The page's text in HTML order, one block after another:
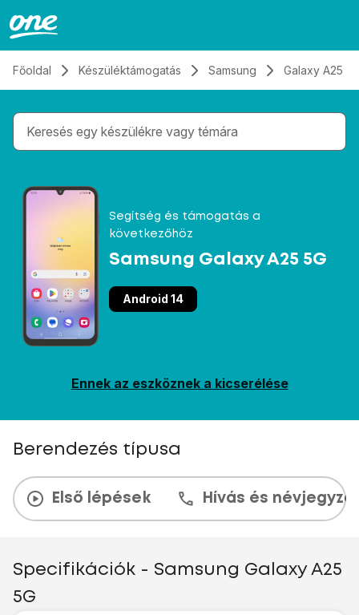
Főoldal Készüléktámogatás Samsung Galaxy A25
Gépelés közben megjelennek a keresési
Segítség és támogatás a
következőhöz
Samsung Galaxy A25 5G
Android 14
Ennek az eszköznek a kicserélése
Berendezés típusa
Első lépések Hívás és
Specifikációk - Samsung Galaxy A25
5G